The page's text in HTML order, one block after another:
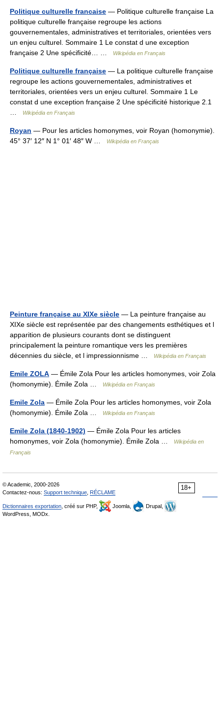
Politique culturelle francaise — Politique culturelle française La
politique culturelle française regroupe les actions
gouvernementales, administratives et territoriales, orientées vers
un enjeu culturel. Sommaire 1 Le constat d une exception
française 2 Une spécificité… …
Wikipédia en Français
Politique culturelle française — La politique culturelle française
regroupe les actions gouvernementales, administratives et
territoriales, orientées vers un enjeu culturel. Sommaire 1 Le
constat d une exception française 2 Une spécificité historique 2.1
Wikipédia en Français
Royan — Pour les articles homonymes, voir Royan (homonymie).
45° 37′ 12″ N 1° 01′ 48″ W …
Wikipédia en Français
Peinture française au XIXe siècle — La peinture française au
XIXe siècle est représentée par des changements esthétiques et l
apparition de plusieurs courants dont se distinguent
principalement la peinture romantique vers les premières
décennies du siècle, et l impressionnisme …
Wikipédia en Français
Emile ZOLA — Émile Zola Pour les articles homonymes, voir Zola
(homonymie). Émile Zola …
Wikipédia en Français
Emile Zola — Émile Zola Pour les articles homonymes, voir Zola
(homonymie). Émile Zola …
Wikipédia en Français
Emile Zola (1840-1902) — Émile Zola Pour les articles
homonymes, voir Zola (homonymie). Émile Zola …
Wikipédia en
Français
18+
© Academic, 2000-2026
Contactez-nous: Support technique RÉCLAME
Dictionnaires exportation , créé sur PHP, Joomla,
Drupal,
WordPress, MODx.